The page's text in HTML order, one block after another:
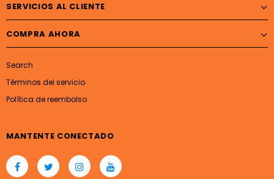
SERVICIOS AL CLIENTE
COMPRA AHORA
Search
Términos del servicio
Política de reembolso
MANTENTE CONECTADO